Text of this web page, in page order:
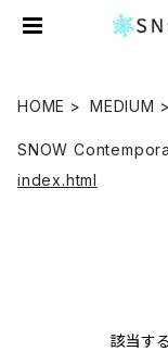
HOME MEDIUM
SNOW
index.html
該当す